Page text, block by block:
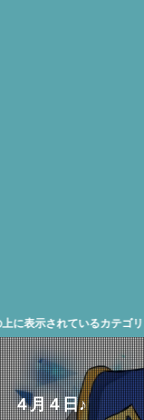
いるカテゴリーの一番右
４月４日♪